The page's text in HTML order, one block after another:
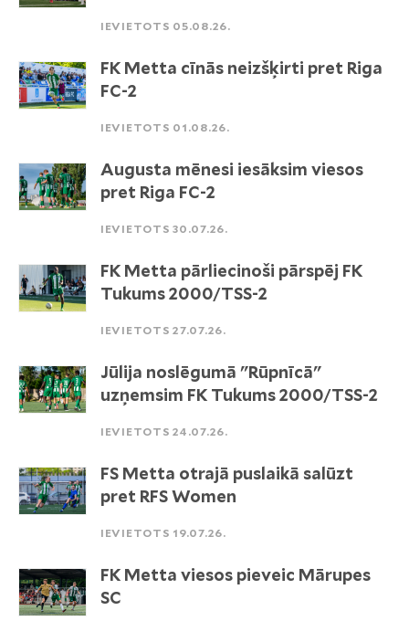
IEVIETOTS 05.08.26.
FK Metta cīnās neizšķirti pret Riga
FC-2
IEVIETOTS 01.08.26.
Augusta mēnesi iesāksim viesos
pret Riga FC-2
IEVIETOTS 30.07.26.
FK Metta pārliecinoši pārspēj FK
Tukums 2000/TSS-2
IEVIETOTS 27.07.26.
Jūlija noslēgumā "Rūpnīcā"
uzņemsim FK Tukums 2000/TSS-2
IEVIETOTS 24.07.26.
FS Metta otrajā puslaikā salūzt
pret RFS Women
IEVIETOTS 19.07.26.
FK Metta viesos pieveic Mārupes
SC